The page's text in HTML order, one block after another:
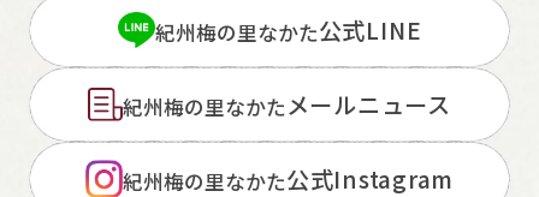
紀州梅の里なかた公式LINE
紀州梅の里なかたメールニュース
紀州梅の里なかた公式Instagram